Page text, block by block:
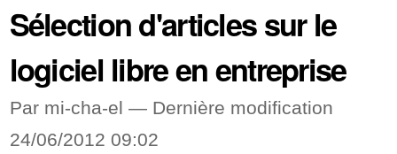
Sélection d'articles sur le
logiciel libre en entreprise
Par mi-cha-el — Dernière modification
24/06/2012 09:02